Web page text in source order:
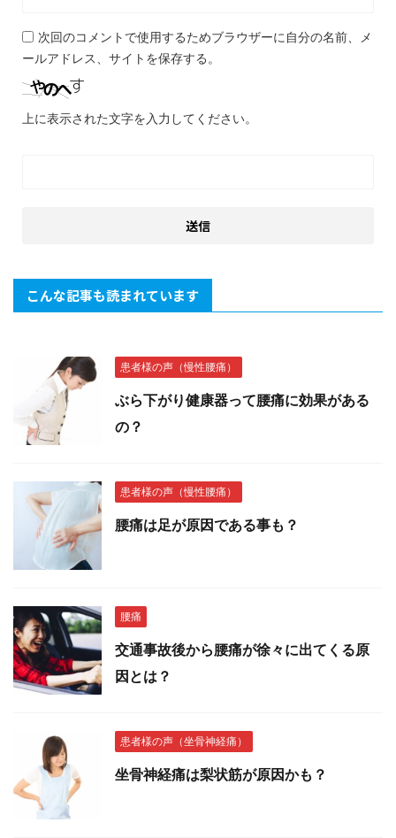
次回のコメントで使用するためブラウザーに自分の名前、メ
ールアドレス、サイトを保存する。
上に表示された文字を入力してください。
こんな記事も読まれています
患者様の声（慢性腰痛）
ぶら下がり健康器って腰痛に効果がある
の？
患者様の声（慢性腰痛）
腰痛は足が原因である事も？
腰痛
交通事故後から腰痛が徐々に出てくる原
因とは？
患者様の声（坐骨神経痛）
坐骨神経痛は梨状筋が原因かも？